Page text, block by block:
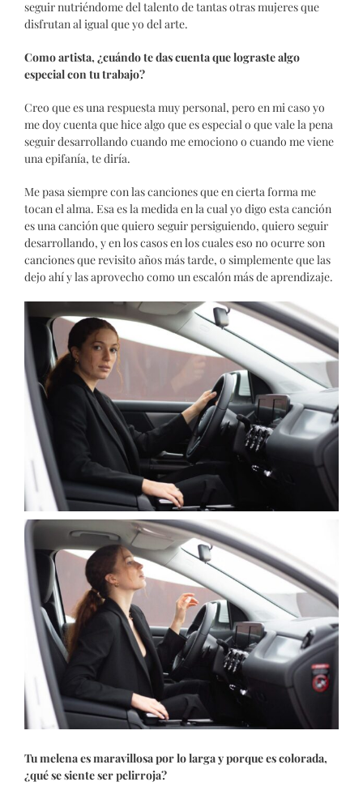
seguir nutriéndome del talento de tantas otras mujeres que
disfrutan al igual que yo del arte.
Como artista, ¿cuándo te das cuenta que lograste algo
especial con tu trabajo?
Creo que es una respuesta muy personal, pero en mi caso yo
me doy cuenta que hice algo que es especial o que vale la pena
seguir desarrollando cuando me emociono o cuando me viene
una epifanía, te diría.
Me pasa siempre con las canciones que en cierta forma me
tocan el alma. Esa es la medida en la cual yo digo esta canción
es una canción que quiero seguir persiguiendo, quiero seguir
desarrollando, y en los casos en los cuales eso no ocurre son
canciones que revisito años más tarde, o simplemente que las
dejo ahí y las aprovecho como un escalón más de aprendizaje.
Tu melena es maravillosa por lo larga y porque es colorada,
¿qué se siente ser pelirroja?